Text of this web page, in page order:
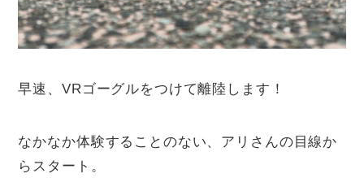
早速、VRゴーグルをつけて離陸します！
なかなか体験することのない、アリさんの目線か
らスタート。